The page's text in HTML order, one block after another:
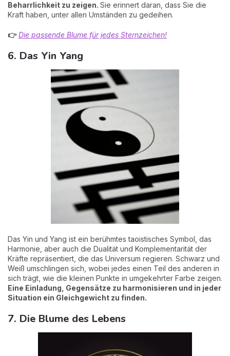
Beharrlichkeit zu zeigen. Sie erinnert daran, dass Sie die
Kraft haben, unter allen Umständen zu gedeihen.
👉 Die passende Blume für jedes Sternzeichen!
6. Das Yin Yang
Das Yin und Yang ist ein berühmtes taoistisches Symbol, das
Harmonie, aber auch die Dualität und Komplementarität der
Kräfte repräsentiert, die das Universum regieren. Schwarz und
Weiß umschlingen sich, wobei jedes einen Teil des anderen in
sich trägt, wie die kleinen Punkte in umgekehrter Farbe zeigen.
Eine Einladung, Gegensätze zu harmonisieren und in jeder
Situation ein Gleichgewicht zu finden.
7. Die Blume des Lebens